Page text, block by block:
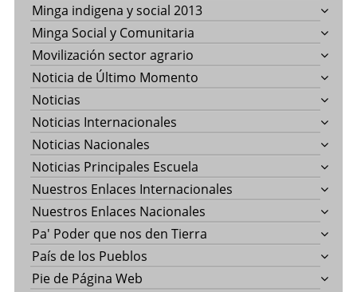
Minga indigena y social 2013
Minga Social y Comunitaria
Movilización sector agrario
Noticia de Último Momento
Noticias
Noticias Internacionales
Noticias Nacionales
Noticias Principales Escuela
Nuestros Enlaces Internacionales
Nuestros Enlaces Nacionales
Pa' Poder que nos den Tierra
País de los Pueblos
Pie de Página Web